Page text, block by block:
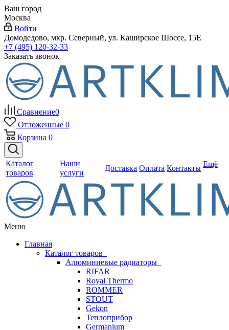
Ваш город
Москва
Войти
Домодедово, мкр. Северный, ул. Каширское Шоссе, 15Е
+7 (495) 120-32-33
Заказать звонок
Сравнение0
Отложенные 0
Корзина 0
Каталог
товаров
Наши
услуги
Доставка Оплата Контакты Ещё
Меню
Главная
Каталог товаров
Алюминиевые радиаторы
RIFAR
Royal Thermo
ROMMER
STOUT
Gekon
Теплоприбор
Germanium